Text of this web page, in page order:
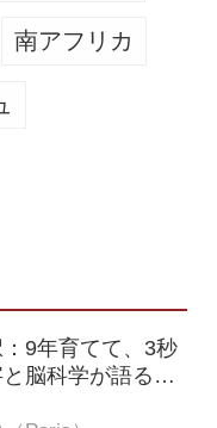
南アフリカ
9年育てて、3秒
脳科学が語る栓